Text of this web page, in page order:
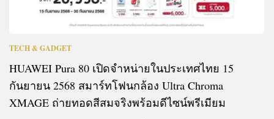
TECH & GADGET
HUAWEI Pura 80 เปิดจำหน่ายในประเทศไทย 15
กันยายน 2568 สมาร์ทโฟนกล้อง Ultra Chroma
XMAGE ถ่ายทอดสีสมจริงพร้อมดีไซน์พรีเมียม